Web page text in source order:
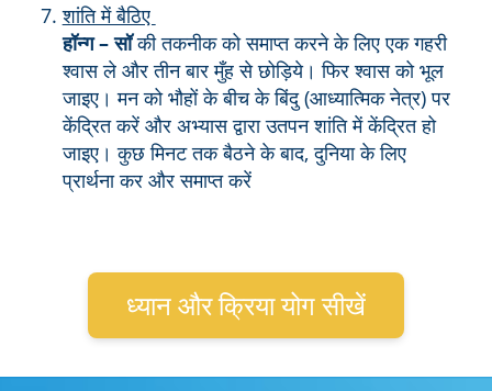
शांति में बैठिए
हॉन्ग – सॉकी तकनीक को समाप्त करने के लिए एक गहरी
श्वास ले और तीन बार मुँह से छोड़िये। फिर श्वास को भूल
जाइए। मन को भौहों के बीच के बिंदु (आध्यात्मिक नेत्र) पर
केंद्रित करें और अभ्यास द्वारा उतपन शांति में केंद्रित हो
जाइए। कुछ मिनट तक बैठने के बाद, दुनिया के लिए
प्रार्थना कर और समाप्त करें
ध्यान और क्रिया योग सीखें